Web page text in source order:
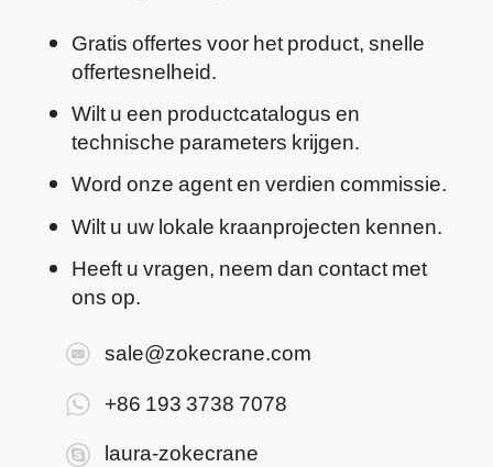
Gratis offertes voor het product, snelle
offertesnelheid.
Wilt u een productcatalogus en
technische parameters krijgen.
Word onze agent en verdien commissie.
Wilt u uw lokale kraanprojecten kennen.
Heeft u vragen, neem dan contact met
ons op.
sale@zokecrane.com
+86 193 3738 7078
laura-zokecrane